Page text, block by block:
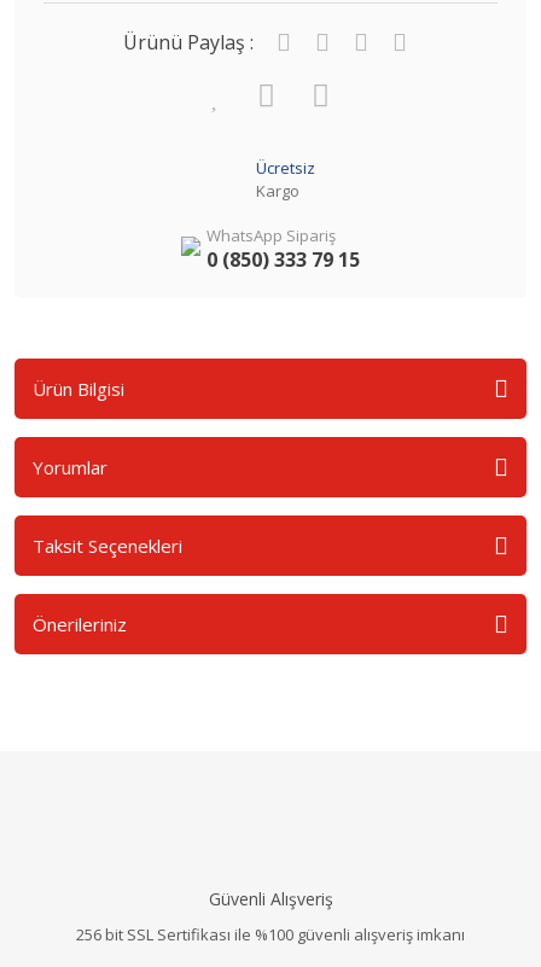
Ürünü Paylaş :
Ücretsiz
Kargo
WhatsApp Sipariş
0 (850) 333 79 15
Ürün Bilgisi
Yorumlar
Taksit Seçenekleri
Önerileriniz
Güvenli Alışveriş
256 bit SSL Sertifikası ile %100 güvenli alışveriş imkanı